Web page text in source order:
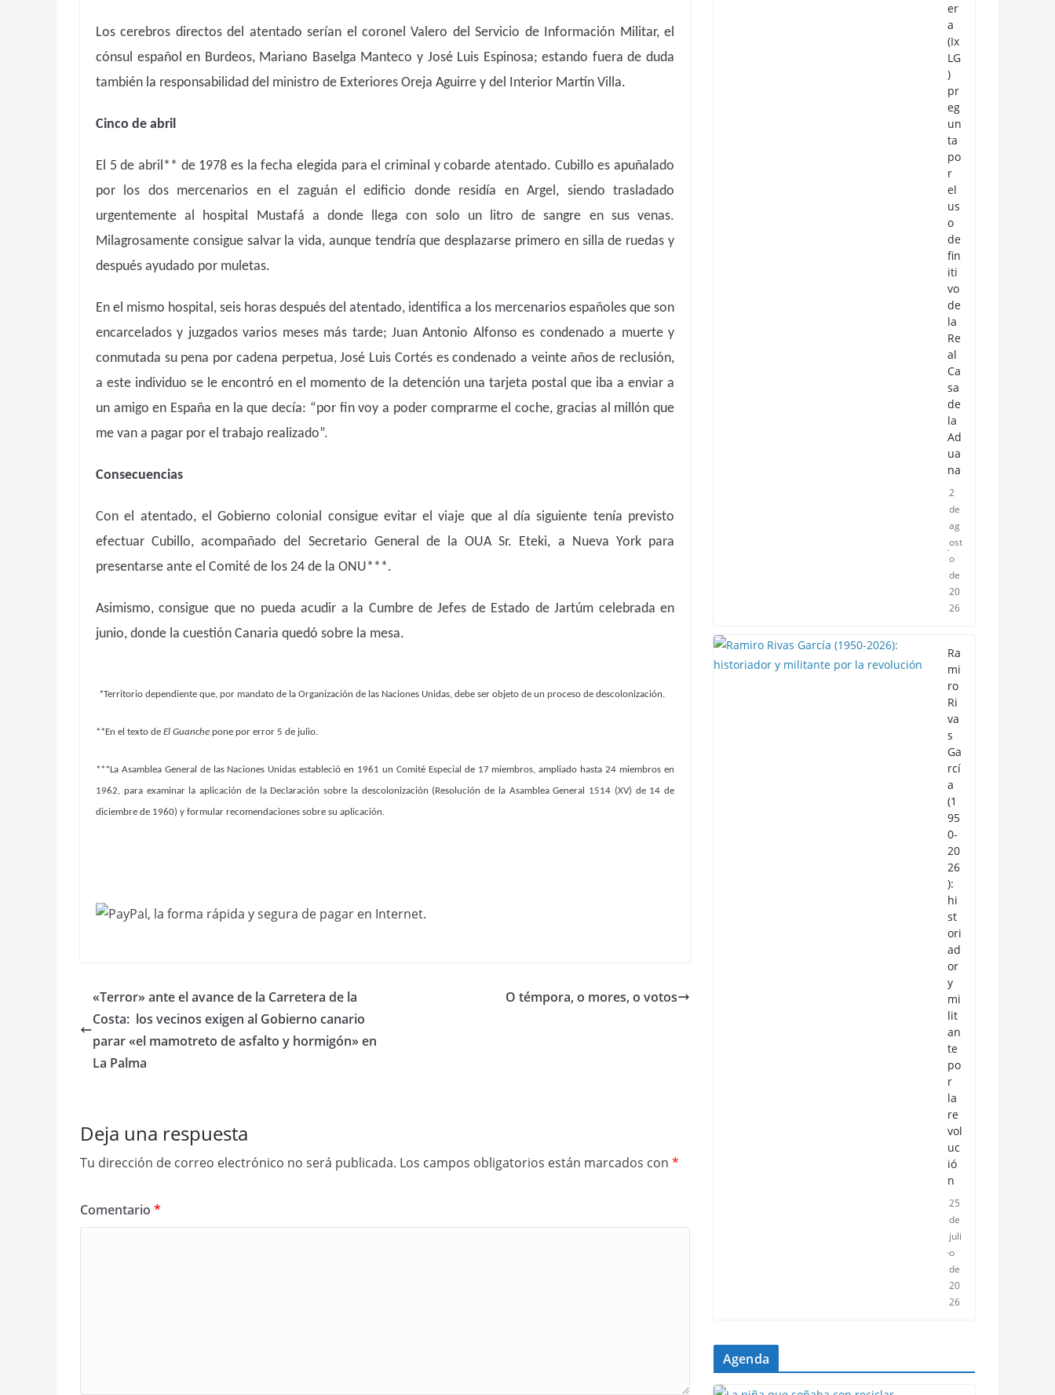
Los cerebros directos del atentado serían el coronel Valero del Servicio de Información Militar, el
cónsul español en Burdeos, Mariano Baselga Manteco y José Luis Espinosa; estando fuera de duda
también la responsabilidad del ministro de Exteriores Oreja Aguirre y del Interior Martín Villa.
Cinco de abril
El 5 de abril** de 1978 es la fecha elegida para el criminal y cobarde atentado. Cubillo es apuñalado
por los dos mercenarios en el zaguán el edificio donde residía en Argel, siendo trasladado
urgentemente al hospital Mustafá a donde llega con solo un litro de sangre en sus venas.
Milagrosamente consigue salvar la vida, aunque tendría que desplazarse primero en silla de ruedas y
después ayudado por muletas.
En el mismo hospital, seis horas después del atentado, identifica a los mercenarios españoles que son
encarcelados y juzgados varios meses más tarde; Juan Antonio Alfonso es condenado a muerte y
conmutada su pena por cadena perpetua, José Luis Cortés es condenado a veinte años de reclusión,
a este individuo se le encontró en el momento de la detención una tarjeta postal que iba a enviar a
un amigo en España en la que decía: “por fin voy a poder comprarme el coche, gracias al millón que
me van a pagar por el trabajo realizado”.
Consecuencias
Con el atentado, el Gobierno colonial consigue evitar el viaje que al día siguiente tenía previsto
efectuar Cubillo, acompañado del Secretario General de la OUA Sr. Eteki, a Nueva York para
presentarse ante el Comité de los 24 de la ONU***.
Asimismo, consigue que no pueda acudir a la Cumbre de Jefes de Estado de Jartúm celebrada en
junio, donde la cuestión Canaria quedó sobre la mesa.
*Territorio dependiente que, por mandato de la Organización de las Naciones Unidas, debe ser objeto de un proceso de descolonización.
**En el texto de El Guanche pone por error 5 de julio.
***La Asamblea General de las Naciones Unidas estableció en 1961 un Comité Especial de 17 miembros, ampliado hasta 24 miembros en
1962, para examinar la aplicación de la Declaración sobre la descolonización (Resolución de la Asamblea General 1514 (XV) de 14 de
diciembre de 1960) y formular recomendaciones sobre su aplicación.
«Terror» ante el avance de la Carretera de la
Costa: los vecinos exigen al Gobierno canario
parar «el mamotreto de asfalto y hormigón» en
La Palma
O témpora, o mores, o votos
Deja una respuesta
Tu dirección de correo electrónico no será publicada. Los campos obligatorios están marcados con *
Comentario *
er
a
(Ix
LG
)
pr
eg
un
ta
po
r
el
us
o
de
fin
iti
vo
de
la
Re
al
Ca
sa
de
la
Ad
ua
na
2
de
ag
ost
o
de
20
26
Ra
mi
ro
Ri
va
s
Ga
rcí
a
(1
95
0-
20
26
):
hi
st
ori
ad
or
y
mi
lit
an
te
po
r
la
re
vol
uc
ió
n
25
de
juli
o
de
20
26
Agenda